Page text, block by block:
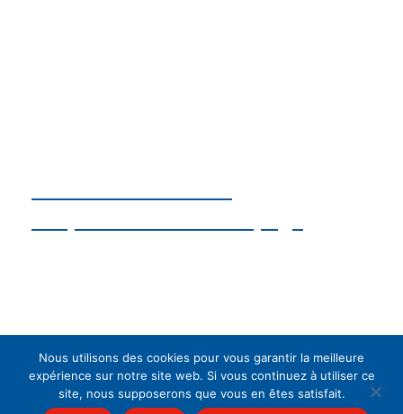
Mentions légales •Politique de confidentialité • Exercez
vos droits•Gérer les cookies• © 2024 Création site internet
Nous utilisons des cookies pour vous garantir la meilleure
expérience sur notre site web. Si vous continuez à utiliser ce
site, nous supposerons que vous en êtes satisfait.